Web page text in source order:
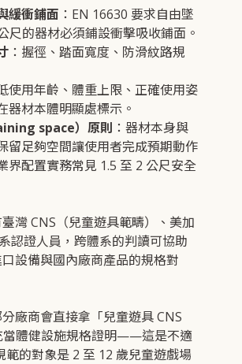
緩衝鋪面 ：EN 16630 要求自由墜
尺的器材必須鋪設衝擊吸收鋪面。
：握徑、踏面寬度、防滑紋路規
使用年齡、體重上限、正確使用姿
器材本體明顯處標示。
space）原則 ：器材本身與
留足夠空間讓使用者完成預期動作
界配置實務常見 1.5 至 2 公尺安全
灣 CNS（兒童遊具範疇）、美加
認證人員，跨體系的判讀可協助
設備與國內廠商產品的規格對
廠商會直接拿「兒童遊具 CNS
當體健設施規格證明——這是不適
範的對象是 2 至 12 歲兒童遊戲場